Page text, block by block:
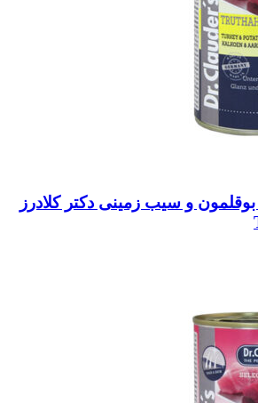
و سیب زمینی دکتر کلادرز